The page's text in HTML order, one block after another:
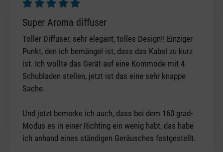
Bewertung mit 5 von 5 Sternen
Super Aroma diffuser
Toller Diffuser, sehr elegant, tolles Design!! Einziger
Punkt, den ich bemängel ist, dass das Kabel zu kurz
ist. Ich wollte das Gerät auf eine Kommode mit 4
Schubladen stellen, jetzt ist das eine sehr knappe
Sache.
Und jetzt bemerke ich auch, dass bei dem 160 grad-
Modus es in einer Richting ein wenig habt, das habe
ich anhand eines ständigen Geräusches festgestellt.